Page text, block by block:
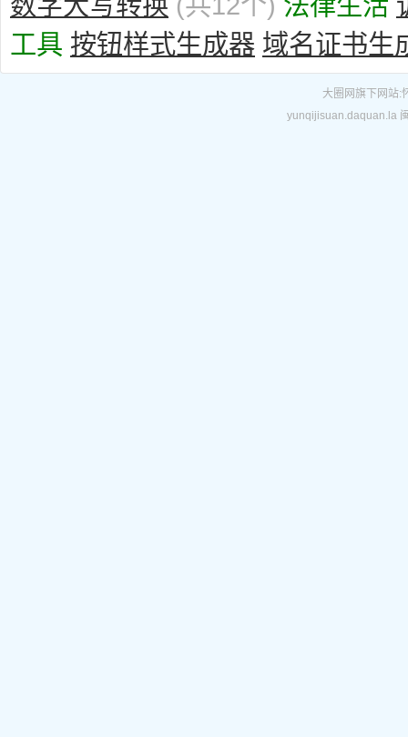
工具 按钮样式生成器 域名证书生
大圈网旗下网站:
yunqijisuan.daquan.la